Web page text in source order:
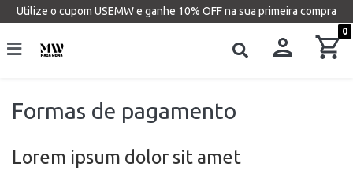
Utilize o cupom USEMW e ganhe 10% OFF na sua primeira compra
0
Formas de pagamento
Lorem ipsum dolor sit amet